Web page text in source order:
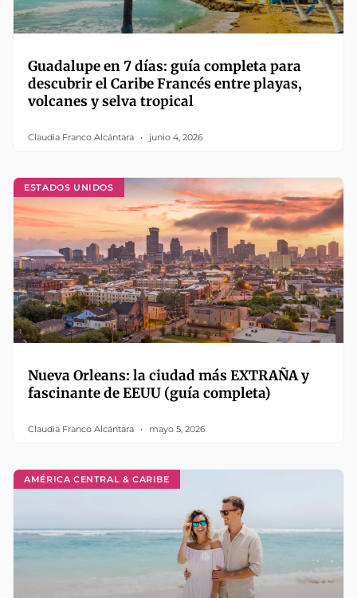
Guadalupe en 7 días: guía completa para
descubrir el Caribe Francés entre playas,
volcanes y selva tropical
Claudia Franco Alcántara junio 4, 2026
ESTADOS UNIDOS
Nueva Orleans: la ciudad más EXTRAÑA y
fascinante de EEUU (guía completa)
Claudia Franco Alcántara mayo 5, 2026
AMÉRICA CENTRAL & CARIBE